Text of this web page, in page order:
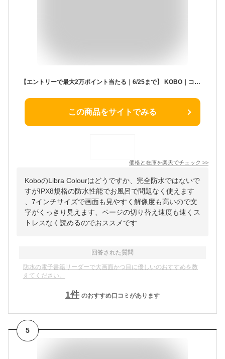
【エントリーで最大2万ポイント当たる｜6/25まで】 KOBO｜コボ 電子書籍リーダー Kobo Libra Colour ホワイト N428-KJ-WH-S-CK [7インチ /防水]
この商品をサイトでみる
価格と在庫を楽天でチェック >>
KoboのLibra Colourはどうですか、完全防水ではないで
すがIPX8規格の防水性能でお風呂で問題なく使えます
、7インチサイズで画面も見やすく解像度も高いので文
字がくっきり見えます、ページの切り替え速度も速くス
トレスなく読めるのでおススメです
回答された質問
防水の電子書籍リーダーで大画面かつ目に優しいのおすすめを教
えてください。
1件 のおすすめ口コミがあります
5